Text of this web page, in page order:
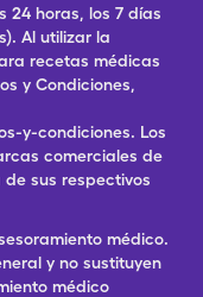
24 horas, los 7 días
Al utilizar la
recetas médicas
y Condiciones,
y-condiciones. Los
comerciales de
sus respectivos
médico.
y no sustituyen
médico